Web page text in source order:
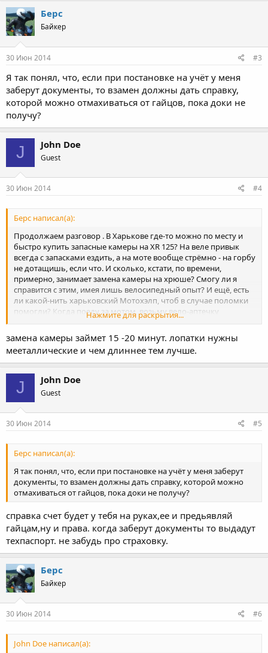
Берс
Байкер
30 Июн 2014 #3
Я так понял, что, если при постановке на учёт у меня
заберут документы, то взамен должны дать справку,
которой можно отмахиваться от гайцов, пока доки не
получу?
J John Doe
Guest
30 Июн 2014 #4
Берс написал(а):
Продолжаем разговор . В Харькове где-то можно по месту и
быстро купить запасные камеры на XR 125? На веле привык
всегда с запасками ездить, а на моте вообще стрёмно - на горбу
не дотащишь, если что. И сколько, кстати, по времени,
примерно, занимает замена камеры на хрюше? Смогу ли я
справится с этим, имея лишь велосипедный опыт? И ещё, есть
ли какой-нить харьковский Мотохэлп, чтоб в случае поломки
помогли? Когда поеду за мотом, возьму вело-аптечку
(заплатки и клей), насосик и лопатки (велосипедные,
пластиковые - не знаю, помогут ли они при разбортировке
мото).
Нажмите для раскрытия...
замена камеры займет 15 -20 минут. лопатки нужны
мееталлические и чем длиннее тем лучше.
J John Doe
Guest
30 Июн 2014 #5
Берс написал(а):
Я так понял, что, если при постановке на учёт у меня заберут
документы, то взамен должны дать справку, которой можно
отмахиваться от гайцов, пока доки не получу?
справка счет будет у тебя на руках,ее и предьявляй
гайцам,ну и права. когда заберут документы то выдадут
техпаспорт. не забудь про страховку.
Берс
Байкер
30 Июн 2014 #6
John Doe написал(а):